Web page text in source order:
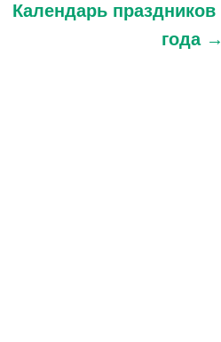
Календарь праздников
года →